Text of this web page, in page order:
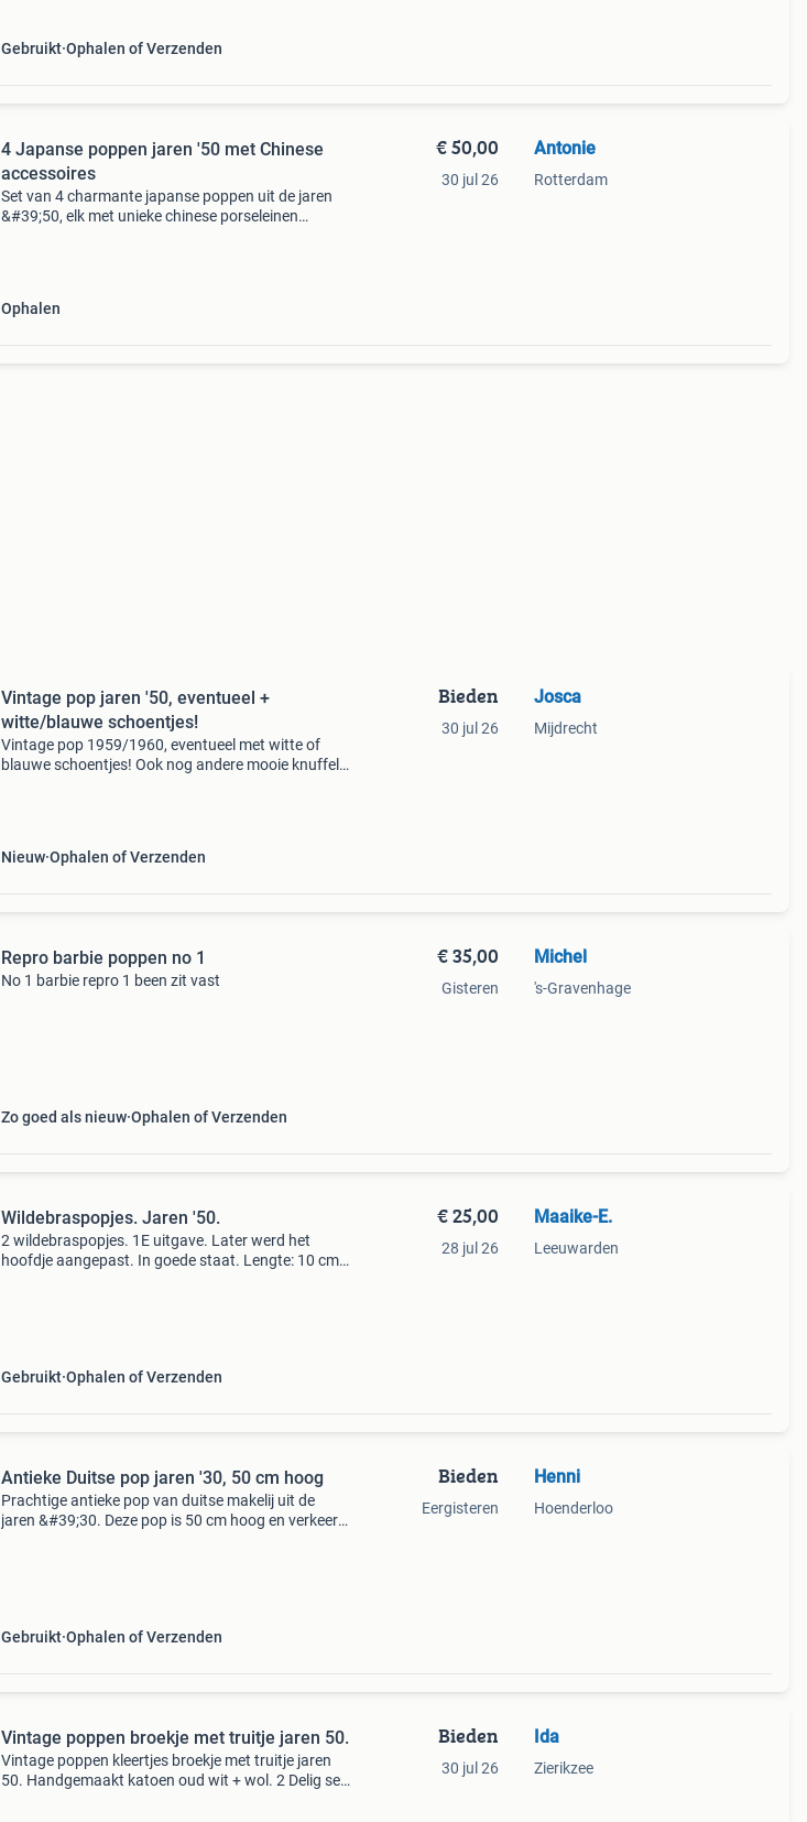
Gebruikt Ophalen of Verzenden
4 Japanse poppen jaren '50 met Chinese
accessoires
Set van 4 charmante japanse poppen uit de jaren
&#39;50, elk met unieke chinese porseleinen
Ophalen
€ 50,00
30 jul 26
Antonie
Rotterdam
Vintage pop jaren '50, eventueel +
witte/blauwe schoentjes!
Vintage pop 1959/1960, eventueel met witte of
blauwe schoentjes! Ook nog andere mooie knuffels,
Nieuw Ophalen of Verzenden
Bieden
30 jul 26
Josca
Mijdrecht
Repro barbie poppen no 1
No 1 barbie repro 1 been zit vast
Zo goed als nieuw Ophalen of Verzenden
€ 35,00
Gisteren
Michel
's-Gravenhage
Wildebraspopjes. Jaren '50.
2 wildebraspopjes. 1E uitgave. Later werd het
hoofdje aangepast. In goede staat. Lengte: 10 cm.
Gebruikt Ophalen of Verzenden
€ 25,00
28 jul 26
Maaike-E.
Leeuwarden
Antieke Duitse pop jaren '30, 50 cm hoog
Prachtige antieke pop van duitse makelij uit de
jaren &#39;30. Deze pop is 50 cm hoog en verkeert
Gebruikt Ophalen of Verzenden
Bieden
Eergisteren
Henni
Hoenderloo
Vintage poppen broekje met truitje jaren 50.
Vintage poppen kleertjes broekje met truitje jaren
50. Handgemaakt katoen oud wit + wol. 2 Delig set
Bieden
30 jul 26
Ida
Zierikzee